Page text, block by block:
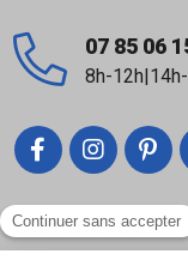
Liens utiles
07 85 06
8h-